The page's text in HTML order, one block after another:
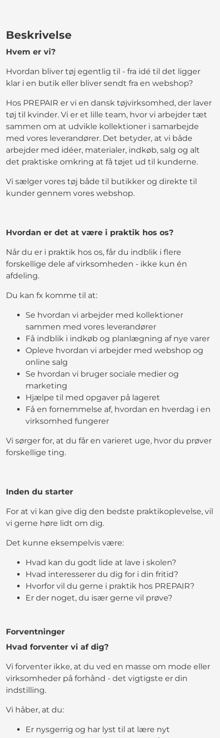
Beskrivelse
Hvem er vi?
Hvordan bliver tøj egentlig til - fra idé til det ligger
klar i en butik eller bliver sendt fra en webshop?
Hos PREPAIR er vi en dansk tøjvirksomhed, der laver
tøj til kvinder. Vi er et lille team, hvor vi arbejder tæt
sammen om at udvikle kollektioner i samarbejde
med vores leverandører. Det betyder, at vi både
arbejder med idéer, materialer, indkøb, salg og alt
det praktiske omkring at få tøjet ud til kunderne.
Vi sælger vores tøj både til butikker og direkte til
kunder gennem vores webshop.
Hvordan er det at være i praktik hos os?
Når du er i praktik hos os, får du indblik i flere
forskellige dele af virksomheden - ikke kun én
afdeling.
Du kan fx komme til at:
Se hvordan vi arbejder med kollektioner
sammen med vores leverandører
Få indblik i indkøb og planlægning af nye varer
Opleve hvordan vi arbejder med webshop og
online salg
Se hvordan vi bruger sociale medier og
marketing
Hjælpe til med opgaver på lageret
Få en fornemmelse af, hvordan en hverdag i en
virksomhed fungerer
Vi sørger for, at du får en varieret uge, hvor du prøver
forskellige ting.
Inden du starter
For at vi kan give dig den bedste praktikoplevelse, vil
vi gerne høre lidt om dig.
Det kunne eksempelvis være:
Hvad kan du godt lide at lave i skolen?
Hvad interesserer du dig for i din fritid?
Hvorfor vil du gerne i praktik hos PREPAIR?
Er der noget, du især gerne vil prøve?
Forventninger
Hvad forventer vi af dig?
Vi forventer ikke, at du ved en masse om mode eller
virksomheder på forhånd - det vigtigste er din
indstilling.
Vi håber, at du:
Er nysgerrig og har lyst til at lære nyt